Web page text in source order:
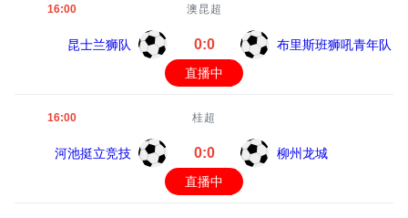
16:00 澳昆超
昆士兰狮队 0:0
布里斯班狮吼青年队
直播中
16:00 桂超
河池挺立竞技 0:0
柳州龙城
直播中